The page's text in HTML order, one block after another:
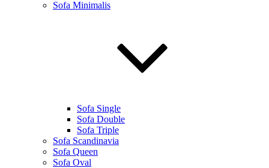
Sofa Minimalis
Sofa Single
Sofa Double
Sofa Triple
Sofa Scandinavia
Sofa Queen
Sofa Oval